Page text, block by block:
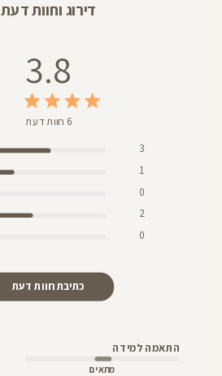
דירוג וחוות דעת
3.8
6 חוות דעת
3
1
0
2
0
כתיבת חוות דעת
התאמה למידה
מתאים